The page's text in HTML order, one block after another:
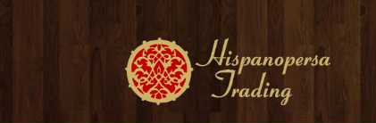
Ir
a
la
Ir
al
contenido